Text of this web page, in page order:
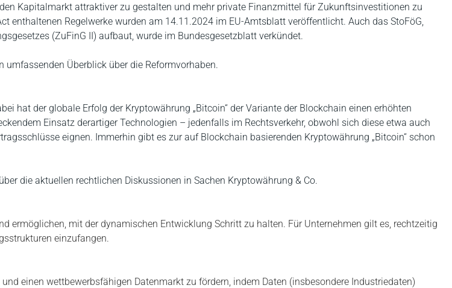
Kapitalmarkt attraktiver zu gestalten und mehr private Finanzmittel für Zukunftsinvestitionen zu
enthaltenen Regelwerke wurden am 14.11.2024 im EU-Amtsblatt veröffentlicht. Auch das StoFöG,
(ZuFinG II) aufbaut, wurde im Bundesgesetzblatt verkündet.
Überblick über die Reformvorhaben.
hat der globale Erfolg der Kryptowährung „Bitcoin“ der Variante der Blockchain einen erhöhten
Einsatz derartiger Technologien – jedenfalls im Rechtsverkehr, obwohl sich diese etwa auch
eignen. Immerhin gibt es zur auf Blockchain basierenden Kryptowährung „Bitcoin“ schon
die aktuellen rechtlichen Diskussionen in Sachen Kryptowährung & Co.
ermöglichen, mit der dynamischen Entwicklung Schritt zu halten. Für Unternehmen gilt es, rechtzeitig
einzufangen.
einen wettbewerbsfähigen Datenmarkt zu fördern, indem Daten (insbesondere Industriedaten)